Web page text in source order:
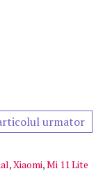
urmator
,Xiaomi,Mi 11 Lite